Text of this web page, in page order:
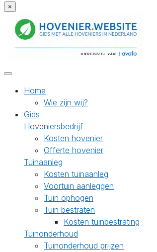
×
Home
Wie zijn wij?
Gids
Hoveniersbedrijf
Kosten hovenier
Offerte hovenier
Tuinaanleg
Kosten tuinaanleg
Voortuin aanleggen
Tuin ophogen
Tuin bestraten
Kosten tuinbestrating
Tuinonderhoud
Tuinonderhoud prijzen